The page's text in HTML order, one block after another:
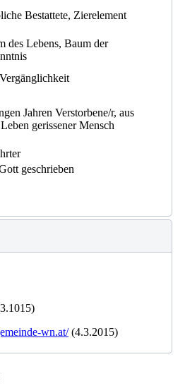
Bestattete, Zierelement
des Lebens, Baum der
Jahren Verstorbene/r, aus
gerissener Mensch
geschrieben
wn.at/(4.3.2015)